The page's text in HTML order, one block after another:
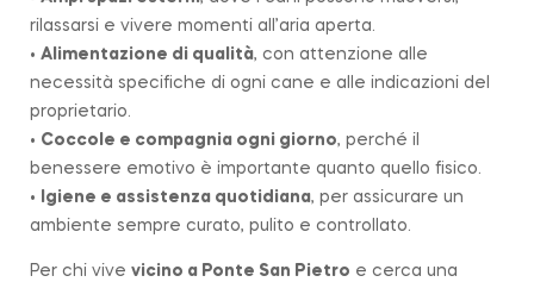
rilassarsi e vivere momenti all’aria aperta.
• Alimentazione di qualità, con attenzione alle
necessità specifiche di ogni cane e alle indicazioni del
proprietario.
• Coccole e compagnia ogni giorno, perché il
benessere emotivo è importante quanto quello fisico.
•
Igiene e assistenza quotidiana, per assicurare un
ambiente sempre curato, pulito e controllato.
Per chi vive vicino a Ponte San Pietro e cerca una